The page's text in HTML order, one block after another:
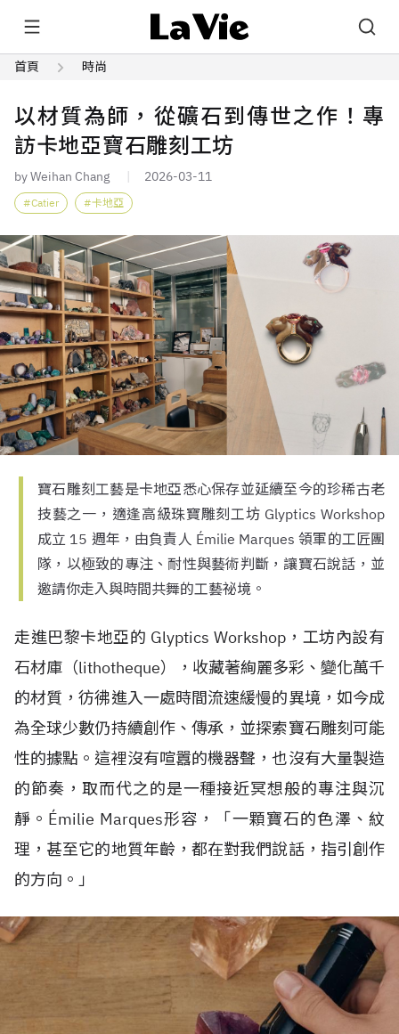
首頁 時尚
以材質為師，從礦石到傳世之作！專
訪卡地亞寶石雕刻工坊
by Weihan Chang 2026-03-11
Catier 卡地亞
寶石雕刻工藝是卡地亞悉心保存並延續至今的珍稀古老
技藝之一，適逢高級珠寶雕刻工坊 Glyptics Workshop
成立 15 週年，由負責人 Émilie Marques 領軍的工匠團
隊，以極致的專注、耐性與藝術判斷，讓寶石說話，並
邀請你走入與時間共舞的工藝祕境。
走進巴黎卡地亞的 Glyptics Workshop，工坊內設有
石材庫（lithotheque），收藏著絢麗多彩、變化萬千
的材質，彷彿進入一處時間流速緩慢的異境，如今成
為全球少數仍持續創作、傳承，並探索寶石雕刻可能
性的據點。這裡沒有喧囂的機器聲，也沒有大量製造
的節奏，取而代之的是一種接近冥想般的專注與沉
靜。Émilie Marques形容，「一顆寶石的色澤、紋
理，甚至它的地質年齡，都在對我們說話，指引創作
的方向。」